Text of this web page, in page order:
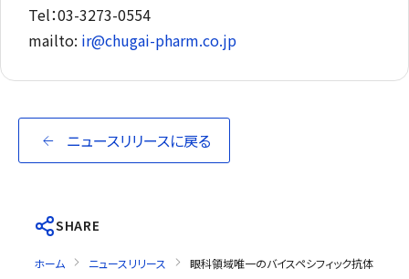
Tel：03-3273-0554
mailto: ir@chugai-pharm.co.jp
ニュースリリースに戻る
SHARE
ホーム ニュースリリース
眼科領域唯一のバイスペシフィック抗体 バビ